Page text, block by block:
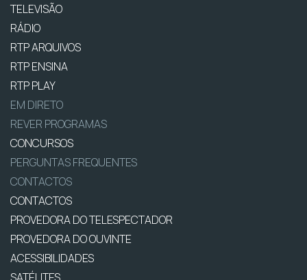
TELEVISÃO
RÁDIO
RTP ARQUIVOS
RTP ENSINA
RTP PLAY
EM DIRETO
REVER PROGRAMAS
CONCURSOS
PERGUNTAS FREQUENTES
CONTACTOS
CONTACTOS
PROVEDORA DO TELESPECTADOR
PROVEDORA DO OUVINTE
ACESSIBILIDADES